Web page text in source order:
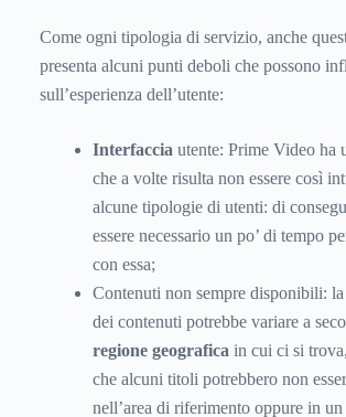
Come ogni tipologia di servizio, anche
presenta alcuni punti deboli che possono
sull’esperienza dell’utente:
Interfaccia utente: Prime Video ha
che a volte risulta non essere così
alcune tipologie di utenti: di
essere necessario un po’ di tempo
con essa;
Contenuti non sempre disponibili:
dei contenuti potrebbe variare a
regione geografica in cui ci si
che alcuni titoli potrebbero non
nell’area di riferimento oppure in